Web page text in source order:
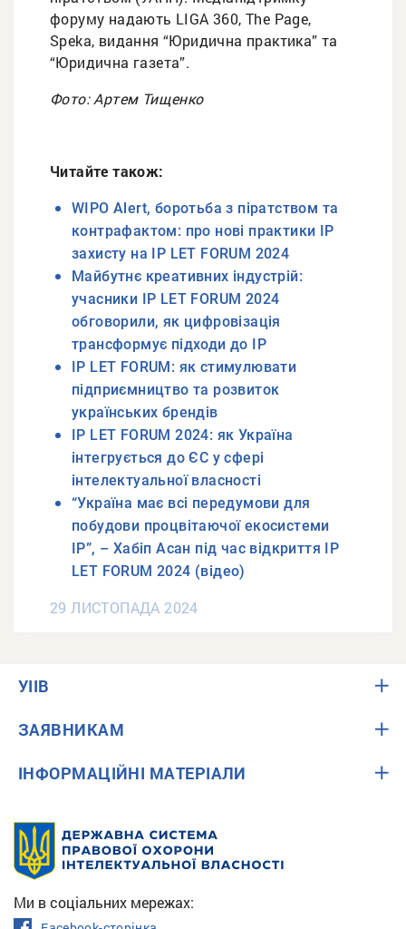
форуму надають LIGA 360, The Page,
Speka, видання “Юридична практика” та
“Юридична газета”.
Фото: Артем Тищенко
Читайте також:
WIPO Alert, боротьба з піратством та
контрафактом: про нові практики IP
захисту на IP LET FORUM 2024
Майбутнє креативних індустрій:
учасники IP LET FORUM 2024
обговорили, як цифровізація
трансформує підходи до IP
IP LET FORUM: як стимулювати
підприємництво та розвиток
українських брендів
IP LET FORUM 2024: як Україна
інтегрується до ЄС у сфері
інтелектуальної власності
“Україна має всі передумови для
побудови процвітаючої екосистеми
IP”, – Хабіп Асан під час відкриття IP
LET FORUM 2024 (відео)
29 ЛИСТОПАДА 2024
УІІВ
ЗАЯВНИКАМ
ІНФОРМАЦІЙНІ МАТЕРІАЛИ
Ми в соціальних мережах: